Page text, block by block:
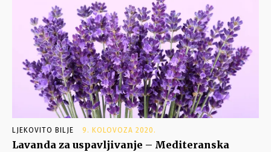
LJEKOVITO BILJE 9. KOLOVOZA 2020.
Lavanda za uspavljivanje – Mediteranska